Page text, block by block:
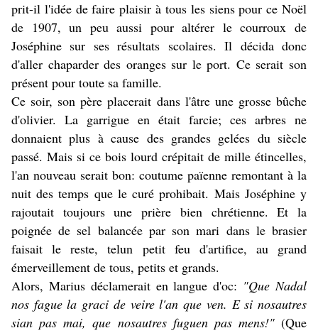
prit-il l'idée de faire plaisir à tous les siens pour ce Noël
de 1907, un peu aussi pour altérer le courroux de
Joséphine sur ses résultats scolaires. Il décida donc
d'aller chaparder des oranges sur le port. Ce serait son
présent pour toute sa famille.
Ce soir, son père placerait dans l'âtre une grosse bûche
d'olivier. La garrigue en était farcie; ces arbres ne
donnaient plus à cause des grandes gelées du siècle
passé. Mais si ce bois lourd crépitait de mille étincelles,
l'an nouveau serait bon: coutume païenne remontant à la
nuit des temps que le curé prohibait. Mais Joséphine y
rajoutait toujours une prière bien chrétienne. Et la
poignée de sel balancée par son mari dans le brasier
faisait le reste, telun petit feu d'artifice, au grand
émerveillement de tous, petits et grands.
Alors, Marius déclamerait en langue d'oc: "Que Nadal
nos fague la graci de veire l'an que ven. E si nosautres
sian pas mai, que nosautres fuguen pas mens!"(Que